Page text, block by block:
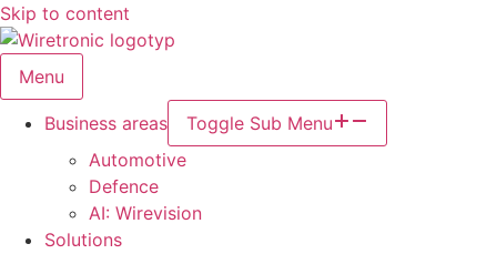
Skip to content
Menu
Business areas
Toggle Sub Menu
Automotive
Defence
AI: Wirevision
Solutions